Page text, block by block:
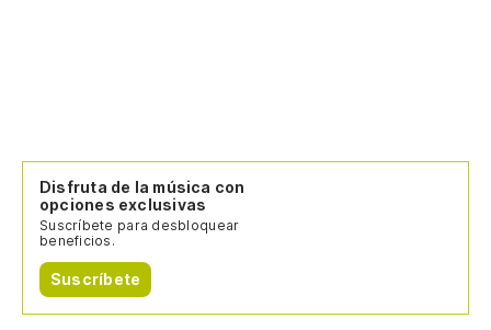
Disfruta de la música con
opciones exclusivas
Suscríbete para desbloquear
beneficios.
Suscríbete